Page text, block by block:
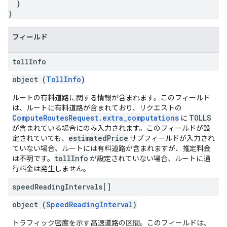
}
}
フィールド
tollInfo
object (TollInfo)
ルートの有料道路に関する情報が含まれます。このフィールド
は、ルートに有料道路が含まれており、リクエストの
ComputeRoutesRequest.extra_computations に TOLLS
が含まれている場合にのみ入力されます。このフィールドが設
定されていても、 estimatedPrice サブフィールドが入力され
ていない場合、ルートには有料道路が含まれますが、推定料金
は不明です。 tollInfo が設定されていない場合、ルートに通
行料金は発生しません。
speedReadingIntervals[]
object (SpeedReadingInterval)
トラフィック密度を示す高速道路の区間。このフィールドは、